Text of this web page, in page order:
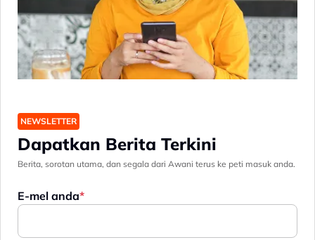
NEWSLETTER
Dapatkan Berita Terkini
Berita, sorotan utama, dan segala dari Awani terus ke peti masuk anda.
E-mel anda